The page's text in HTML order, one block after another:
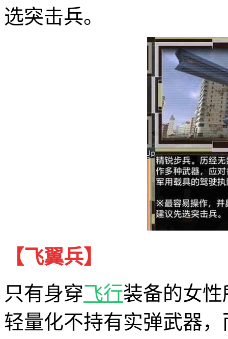
选突击兵。
【飞翼兵】
只有身穿飞行装备的女
轻量化不持有实弹武器